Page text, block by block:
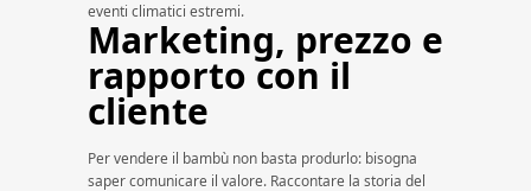
eventi climatici estremi.
Marketing, prezzo e
rapporto con il
cliente
Per vendere il bambù non basta produrlo: bisogna
saper comunicare il valore. Raccontare la storia del